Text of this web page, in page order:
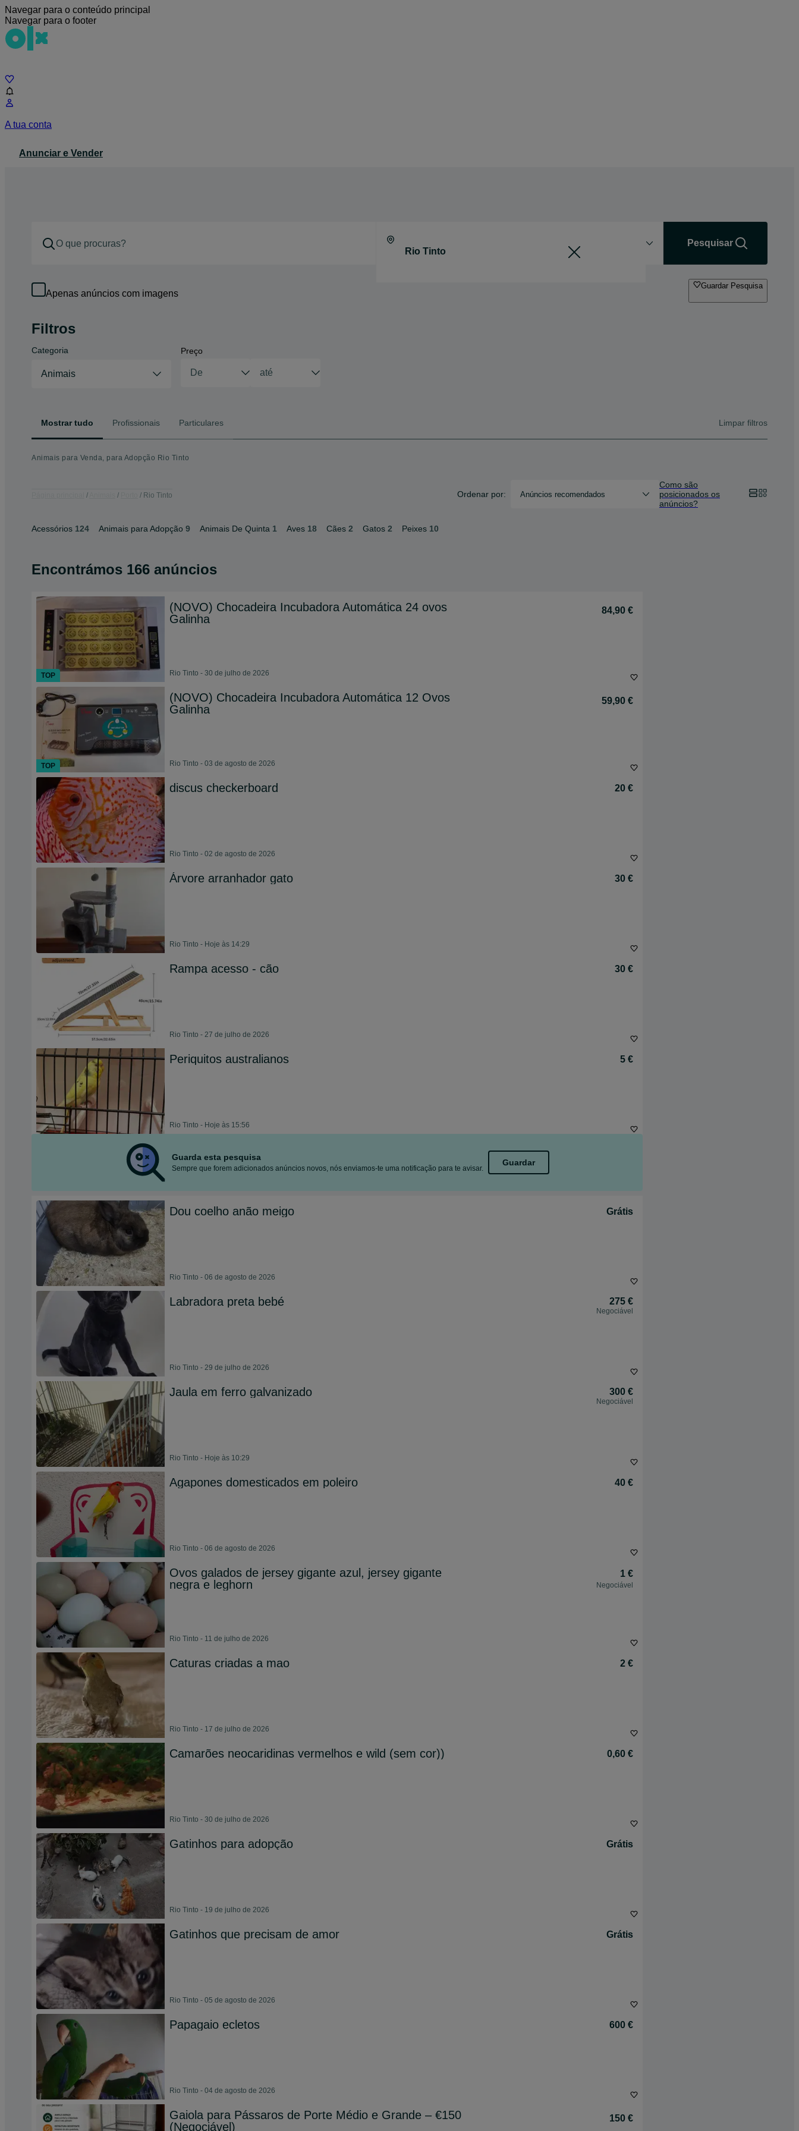
Navegar para o conteúdo principal
Navegar para o footer
A tua conta
Anunciar e Vender
Pesquisar
Apenas anúncios com imagens
Guardar Pesquisa
Filtros
Categoria
Animais
Preço
Mostrar tudo Profissionais Particulares Limpar filtros
Animais para Venda, para Adopção Rio Tinto
Rio Tinto Ordenar por: Anúncios recomendados
Como são
posicionados os
anúncios?
Acessórios 124 Animais para Adopção 9 Animais De Quinta 1 Aves 18 Cães 2 Gatos 2 Peixes 10
Encontrámos 166 anúncios
(NOVO) Chocadeira Incubadora Automática 24 ovos
Galinha
84,90 €
Rio Tinto - 30 de julho de 2026
(NOVO) Chocadeira Incubadora Automática 12 Ovos
Galinha
59,90 €
Rio Tinto - 03 de agosto de 2026
discus checkerboard 20 €
Rio Tinto - 02 de agosto de 2026
Árvore arranhador gato 30 €
Rio Tinto - Hoje às 14:29
Rampa acesso - cão 30 €
Rio Tinto - 27 de julho de 2026
Periquitos australianos 5 €
Rio Tinto - Hoje às 15:56
Guarda esta pesquisa
Sempre que forem adicionados anúncios novos, nós enviamos-te uma notificação para te avisar.
Guardar
Dou coelho anão meigo Grátis
Rio Tinto - 06 de agosto de 2026
Labradora preta bebé 275 €
Negociável
Rio Tinto - 29 de julho de 2026
Jaula em ferro galvanizado 300 €
Negociável
Rio Tinto - Hoje às 10:29
Agapones domesticados em poleiro 40 €
Rio Tinto - 06 de agosto de 2026
Ovos galados de jersey gigante azul, jersey gigante
negra e leghorn
1 €
Negociável
Rio Tinto - 11 de julho de 2026
Caturas criadas a mao 2 €
Rio Tinto - 17 de julho de 2026
Camarões neocaridinas vermelhos e wild (sem cor)) 0,60 €
Rio Tinto - 30 de julho de 2026
Gatinhos para adopção Grátis
Rio Tinto - 19 de julho de 2026
Gatinhos que precisam de amor Grátis
Rio Tinto - 05 de agosto de 2026
Papagaio ecletos 600 €
Rio Tinto - 04 de agosto de 2026
Gaiola para Pássaros de Porte Médio e Grande – €150
(Negociável)
150 €
TOP
TOP